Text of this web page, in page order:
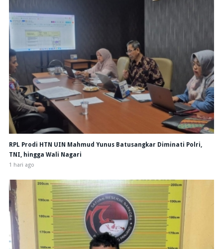
RPL Prodi HTN UIN Mahmud Yunus Batusangkar Diminati Polri,
TNI, hingga Wali Nagari
1 hari ago